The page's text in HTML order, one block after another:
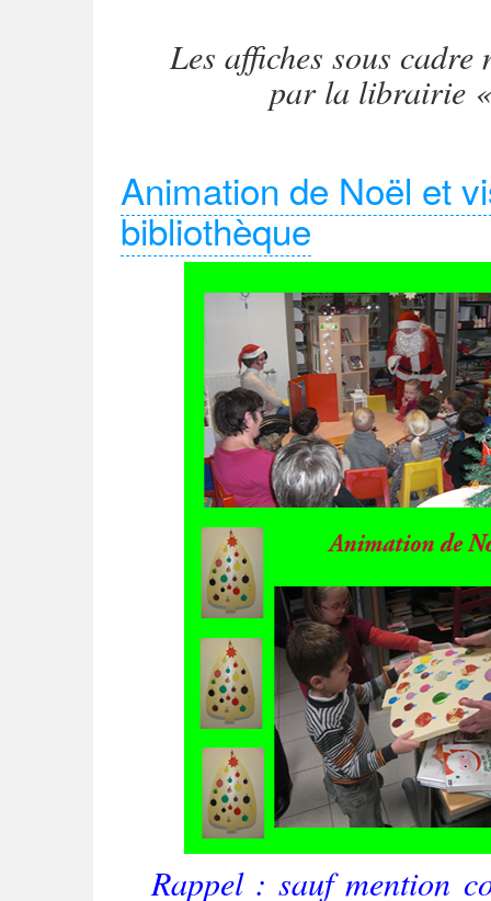
Les affiches sous
par la librairie
Animation de Noël et
bibliothèque
Rappel : sauf mention